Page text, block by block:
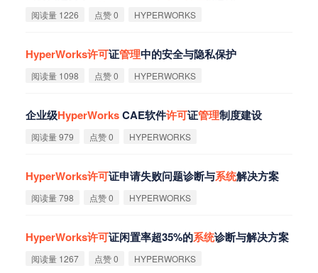
阅读量 1226 点赞 0 HYPERWORKS
HyperWorks许可证管理中的安全与隐私保护
阅读量 1098 点赞 0 HYPERWORKS
企业级HyperWorksCAE软件许可证管理制度建设
阅读量 979 点赞 0 HYPERWORKS
HyperWorks许可证申请失败问题诊断与系统解决方案
阅读量 798 点赞 0 HYPERWORKS
HyperWorks许可证闲置率超35%的系统诊断与解决方案
阅读量 1267 点赞 0 HYPERWORKS